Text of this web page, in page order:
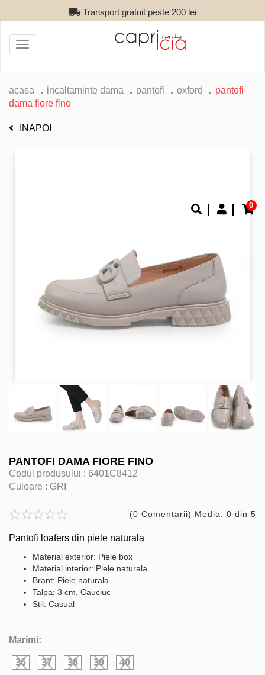
Transport gratuit peste 200 lei
0
Toggle
navigation
acasa incaltaminte dama pantofi oxford
pantofi
dama fiore fino
INAPOI
PANTOFI DAMA FIORE FINO
Codul produsului : 6401C8412
Culoare : GRI
(0 Comentarii) Media: 0 din 5
Pantofi loafers din piele naturala
Material exterior: Piele box
Material interior: Piele naturala
Brant: Piele naturala
Talpa: 3 cm, Cauciuc
Stil: Casual
Marimi:
36 37 38 39 40